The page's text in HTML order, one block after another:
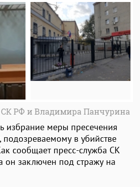
РФ и Владимира Панчурина
избрание меры пресечения
, подозреваемому в убийстве
сообщает пресс-служба СК
он заключен под стражу на